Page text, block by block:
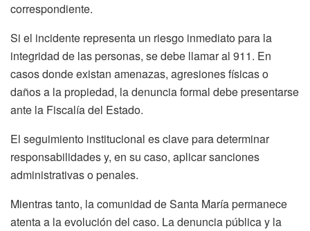
correspondiente.
Si el incidente representa un riesgo inmediato para la
integridad de las personas, se debe llamar al 911. En
casos donde existan amenazas, agresiones físicas o
daños a la propiedad, la denuncia formal debe presentarse
ante la Fiscalía del Estado.
El seguimiento institucional es clave para determinar
responsabilidades y, en su caso, aplicar sanciones
administrativas o penales.
Mientras tanto, la comunidad de Santa María permanece
atenta a la evolución del caso. La denuncia pública y la